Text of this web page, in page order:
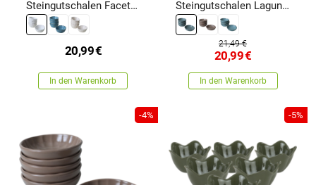
Steingutschalen Facetta
12 cm, weiß
20,99€
In den Warenkorb
Steingutschalen Laguna
12 cm, petrolfarben
21,49 €
20,99€
In den Warenkorb
-4% -5%